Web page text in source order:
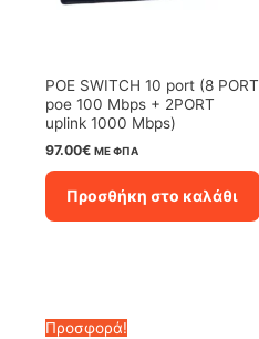
POE SWITCH 10 port (8 PORT
poe 100 Mbps + 2PORT
uplink 1000 Mbps)
97.00€ ΜΕ ΦΠΑ
Προσθήκη στο καλάθι
Προσφορά!